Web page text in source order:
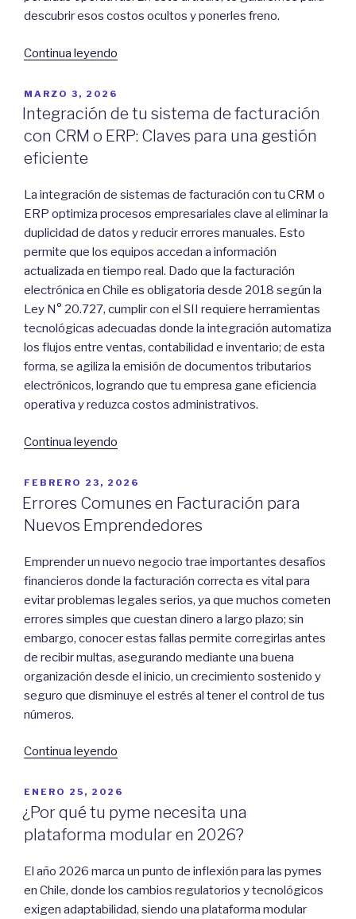
descubrir esos costos ocultos y ponerles freno.
Continua leyendo
que
Están
POSTED
ON
MARZO 3, 2026
Integración de tu sistema de facturación
con CRM o ERP: Claves para una gestión
eficiente
La integración de sistemas de facturación con tu CRM o
ERP optimiza procesos empresariales clave al eliminar la
duplicidad de datos y reducir errores manuales. Esto
permite que los equipos accedan a información
actualizada en tiempo real. Dado que la facturación
electrónica en Chile es obligatoria desde 2018 según la
Ley N° 20.727, cumplir con el SII requiere herramientas
tecnológicas adecuadas donde la integración automatiza
los flujos entre ventas, contabilidad e inventario; de esta
forma, se agiliza la emisión de documentos tributarios
electrónicos, logrando que tu empresa gane eficiencia
operativa y reduzca costos administrativos.
Continua leyendo
tu
sistema
CRM
o
Claves
una
gestión
POSTED
ON
FEBRERO 23, 2026
Errores Comunes en Facturación para
Nuevos Emprendedores
Emprender un nuevo negocio trae importantes desafíos
financieros donde la facturación correcta es vital para
evitar problemas legales serios, ya que muchos cometen
errores simples que cuestan dinero a largo plazo; sin
embargo, conocer estas fallas permite corregirlas antes
de recibir multas, asegurando mediante una buena
organización desde el inicio, un crecimiento sostenido y
seguro que disminuye el estrés al tener el control de tus
números.
Continua leyendo
en
Facturación
Emprendedores”
POSTED
ON
ENERO 25, 2026
¿Por qué tu pyme necesita una
plataforma modular en 2026?
El año 2026 marca un punto de inflexión para las pymes
en Chile, donde los cambios regulatorios y tecnológicos
exigen adaptabilidad, siendo una plataforma modular